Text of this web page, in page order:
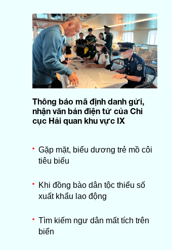
Thông báo mã định danh gửi,
nhận văn bản điện tử của Chi
cục Hải quan khu vực IX
Gặp mặt, biểu dương trẻ mồ côi
tiêu biểu
Khi đồng bào dân tộc thiểu số
xuất khẩu lao động
Tìm kiếm ngư dân mất tích trên
biển